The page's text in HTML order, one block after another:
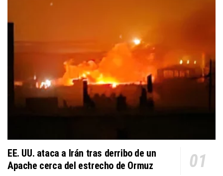
EE. UU. ataca a Irán tras derribo de un
Apache cerca del estrecho de Ormuz